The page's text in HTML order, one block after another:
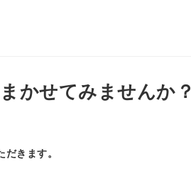
かせてみませんか？
きます。